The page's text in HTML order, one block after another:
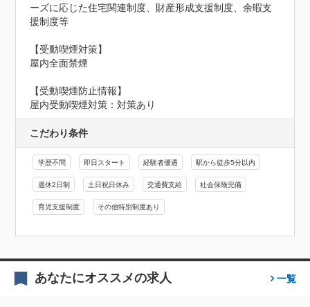
ーズに応じた住宅関連制度、財産形成支援制度、余暇支
援制度等
【受動喫煙対策】
屋内全面禁煙
【受動喫煙防止情報】
屋内受動喫煙対策：対策あり
こだわり条件
学歴不問 即日スタート 経験者優遇 駅から徒歩5分以内
週休2日制 土日祝日休み 交通費支給 社会保険完備
育児支援制度 その他特別制度あり
あなたにオススメの求人 一覧